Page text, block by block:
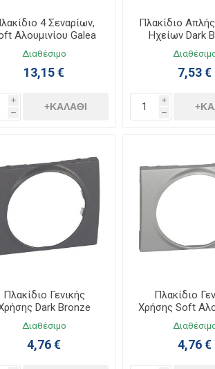
4 Σεναρίων,
Αλουμινίου Galea
Life 771393
Διαθέσιμο
13,15 €
i
h
+ΚΑΛΆΘΙ
Πλακίδιο
Ηχείων Dark
Galea Life
7,53 €
i
h
Πλακίδιο Γενικής
Dark Bronze
Galea Life 771219
Διαθέσιμο
4,76 €
Πλακίδιο
Χρήσης Soft
Galea Life
4,76 €